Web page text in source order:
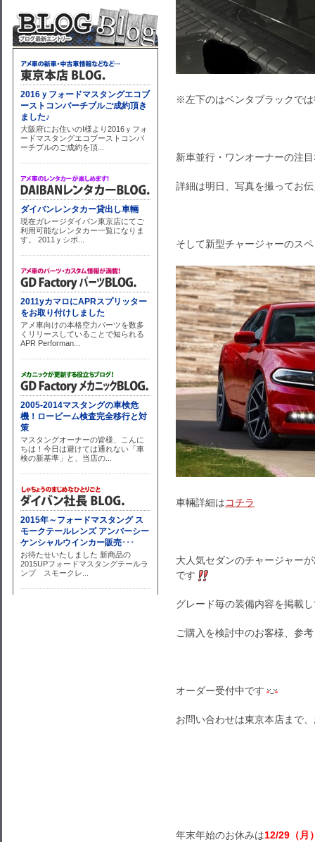
※左下のはベンタブラックで
新車並行・ワンオーナーの注
詳細は明日、写真を撮ってお
そして新型チャージャーのス
車輛詳細はコチラ
大人気セダンのチャージャー
です
グレード毎の装備内容を掲載
ご購入を検討中のお客様、参
オーダー受付中です
お問い合わせは東京本店まで
年末年始のお休みは12/29（月